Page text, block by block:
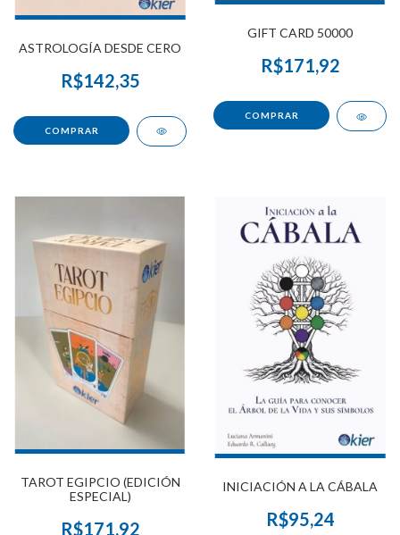
ASTROLOGÍA DESDE CERO
R$142,35
GIFT CARD 50000
R$171,92
TAROT EGIPCIO (EDICIÓN
ESPECIAL)
R$171,92
INICIACIÓN A LA CÁBALA
R$95,24